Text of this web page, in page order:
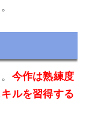
今作は熟練度
ルを習得する